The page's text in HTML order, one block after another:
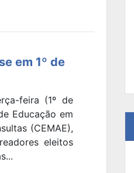
em 1º de
feira (1º de
Educação em
(CEMAE),
eleitos